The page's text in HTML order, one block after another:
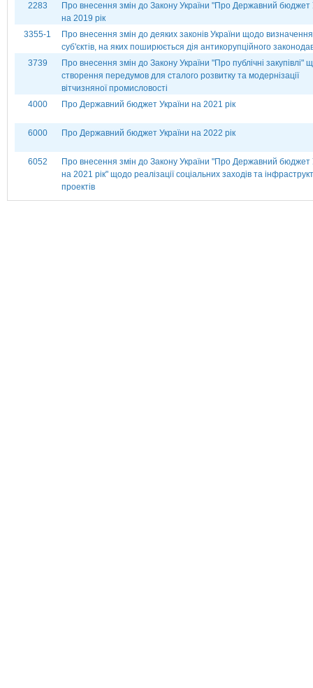
2283
Про внесення змін до Закону України "Про Державний бюджет
на 2019 рік
3355-1
Про внесення змін до деяких законів України щодо визначення
суб'єктів, на яких поширюється дія антикорупційного
3739
Про внесення змін до Закону України "Про публічні закупівлі"
створення передумов для сталого розвитку та модернізації
вітчизняної промисловості
4000
Про Державний бюджет України на 2021 рік
6000 Про Державний бюджет України на 2022 рік
6052
Про внесення змін до Закону України "Про Державний бюджет
на 2021 рік" щодо реалізації соціальних заходів та
проектів